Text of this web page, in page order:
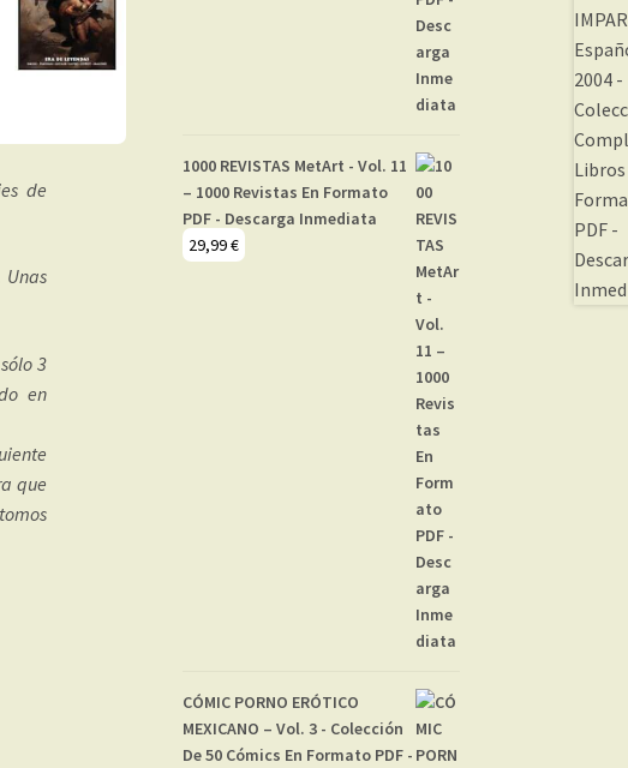
de
Unas
3
en
que
1000 REVISTAS MetArt - Vol. 11
– 1000 Revistas En Formato
PDF - Descarga Inmediata
29,99€
CÓMIC PORNO ERÓTICO
MEXICANO – Vol. 3 - Colección
De 50 Cómics En Formato PDF -